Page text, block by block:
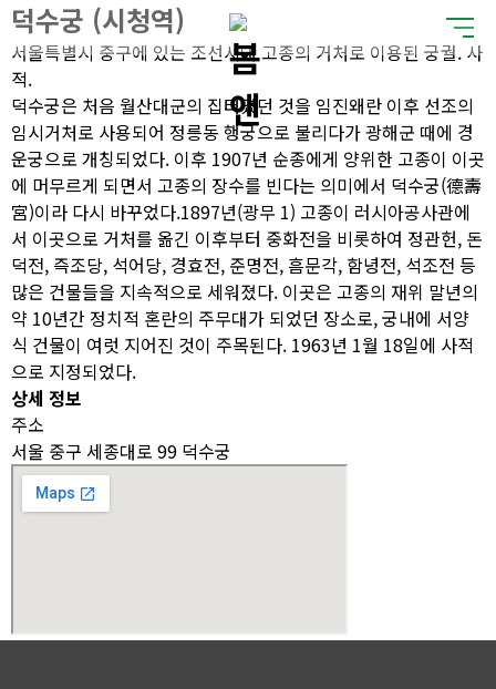
덕수궁 (시청역)
서울특별시 중구에 있는 조선시대 고종의 거처로 이용된 궁궐. 사
적.
덕수궁은 처음 월산대군의 집터였던 것을 임진왜란 이후 선조의
임시거처로 사용되어 정릉동 행궁으로 불리다가 광해군 때에 경
운궁으로 개칭되었다. 이후 1907년 순종에게 양위한 고종이 이곳
에 머무르게 되면서 고종의 장수를 빈다는 의미에서 덕수궁(德壽
宮)이라 다시 바꾸었다.1897년(광무 1) 고종이 러시아공사관에
서 이곳으로 거처를 옮긴 이후부터 중화전을 비롯하여 정관헌, 돈
덕전, 즉조당, 석어당, 경효전, 준명전, 흠문각, 함녕전, 석조전 등
많은 건물들을 지속적으로 세워졌다. 이곳은 고종의 재위 말년의
약 10년간 정치적 혼란의 주무대가 되었던 장소로, 궁내에 서양
식 건물이 여럿 지어진 것이 주목된다. 1963년 1월 18일에 사적
으로 지정되었다.
상세 정보
주소
서울 중구 세종대로 99 덕수궁